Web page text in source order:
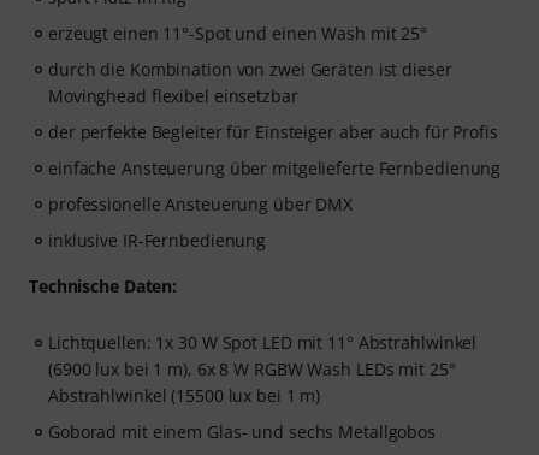
erzeugt einen 11°-Spot und einen Wash mit 25°
durch die Kombination von zwei Geräten ist dieser
Movinghead flexibel einsetzbar
der perfekte Begleiter für Einsteiger aber auch für Profis
einfache Ansteuerung über mitgelieferte Fernbedienung
professionelle Ansteuerung über DMX
inklusive IR-Fernbedienung
Technische Daten:
Lichtquellen: 1x 30 W Spot LED mit 11° Abstrahlwinkel
(6900 lux bei 1 m), 6x 8 W RGBW Wash LEDs mit 25°
Abstrahlwinkel (15500 lux bei 1 m)
Goborad mit einem Glas- und sechs Metallgobos